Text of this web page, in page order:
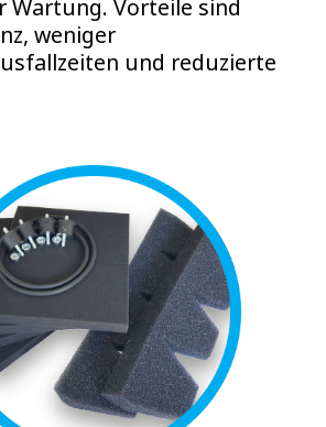
Wartung. Vorteile sind
weniger
und reduzierte